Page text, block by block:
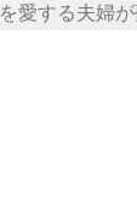
愛する夫婦